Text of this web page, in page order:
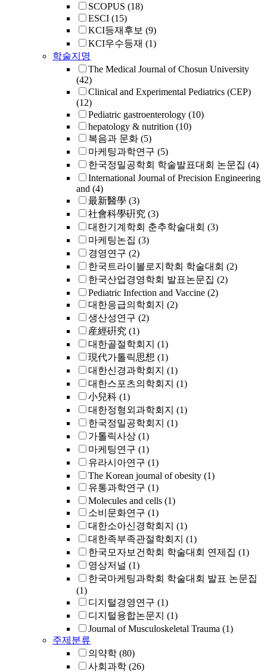
SCOPUS (18)
ESCI (15)
KCI등재후보 (9)
KCI우수등재 (1)
학술지명
The Medical Journal of Chosun University
(42)
Clinical and Experimental Pediatrics (CEP)
(12)
Pediatric gastroenterology (10)
hepatology & nutrition (10)
복음과 문화 (5)
마케팅과학연구 (5)
한국정밀공학회 학술발표대회 논문집 (4)
International Journal of Precision Engineering
and (4)
最新醫學 (3)
社會科學硏究 (3)
대한기계학회 춘추학술대회 (3)
마케팅논집 (3)
경영연구 (2)
한국트라이볼로지학회 학술대회 (2)
한국산업경영학회 발표논문집 (2)
Pediatric Infection and Vaccine (2)
대한응급의학회지 (2)
생산성연구 (2)
産經硏究 (1)
대한골절학회지 (1)
現代가톨릭思想 (1)
대한신경과학회지 (1)
대한스포츠의학회지 (1)
小兒科 (1)
대한정형외과학회지 (1)
한국정밀공학회지 (1)
가톨릭사상 (1)
마케팅연구 (1)
유라시아연구 (1)
The Korean journal of obesity (1)
유통과학연구 (1)
Molecules and cells (1)
소비문화연구 (1)
대한소아신경학회지 (1)
대한족부족관절학회지 (1)
한국모자보건학회 학술대회 연제집 (1)
영상저널 (1)
한국마케팅과학회 학술대회 발표 논문집
(1)
디지털경영연구 (1)
디지털융합논문지 (1)
Journal of Musculoskeletal Trauma (1)
주제분류
의약학 (80)
사회과학 (26)